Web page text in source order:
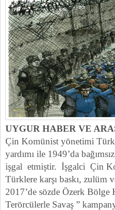
UYGUR HABER VE
Çin Komünist yönetimi
yardımı ile 1949’da
işgal etmiştir. İşgalci Çin
Türklere karşı baskı, zulüm
2017’de sözde Özerk Bölge
Terörcülerle Savaş ”